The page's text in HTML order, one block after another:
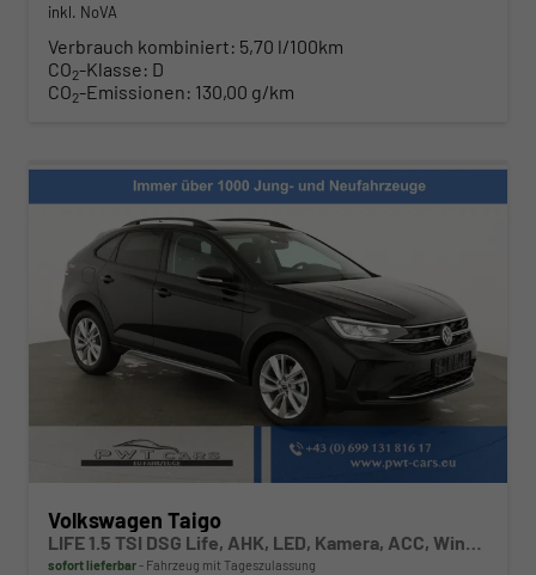
inkl. NoVA
Verbrauch kombiniert: 5,70 l/100km
CO2-Klasse: D
CO2-Emissionen: 130,00 g/km
Volkswagen Taigo
LIFE 1.5 TSI DSG Life, AHK, LED, Kamera, ACC, Winter, 17-Zoll
sofort lieferbar Fahrzeug mit Tageszulassung